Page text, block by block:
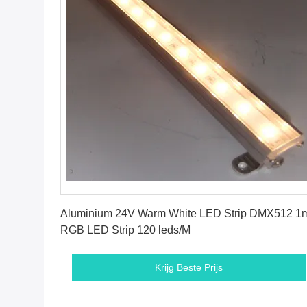
Aluminium 24V Warm White LED Strip DMX512
RGB LED Strip 120 leds/M
Krijg Beste Prijs